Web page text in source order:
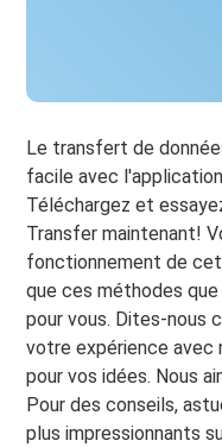
Le transfert de
facile avec
Téléchargez et
Transfer maintenant!
fonctionnement de
que ces méthodes
pour vous. Dites-nous
votre expérience avec
pour vos idées. Nous
Pour des conseils,
plus impressionnants